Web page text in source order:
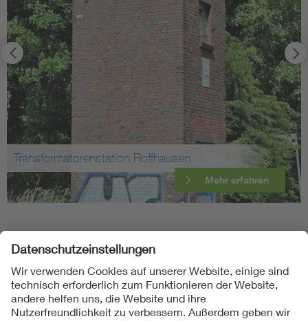
Transformatorenstation Roffhausen
Mehr erfahren
Folgen Sie uns